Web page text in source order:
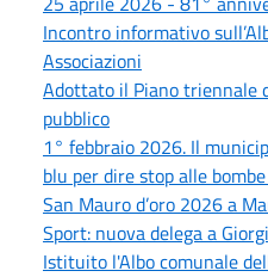
Incontro informativo
Associazioni
Adottato il Piano triennale
pubblico
1° febbraio 2026. Il
blu per dire stop alle
San Mauro d’oro 2026 a
Sport: nuova delega a
Istituito l'Albo comunale